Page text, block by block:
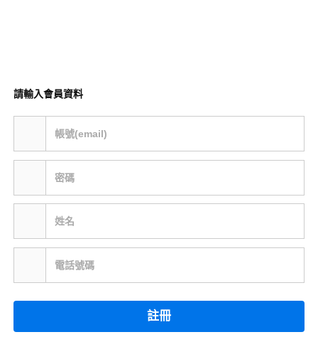
請輸入會員資料
帳號(email)
密碼
姓名
電話號碼
註冊